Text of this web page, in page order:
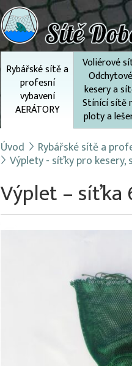
Rybářské sítě a
profesní
vybavení
AERÁTORY
Voliérové
Odchytové
kesery a
Stínící sítě
ploty a
Úvod Rybářské sítě a
Výplety - síťky pro kesery,
Výplet – síťka